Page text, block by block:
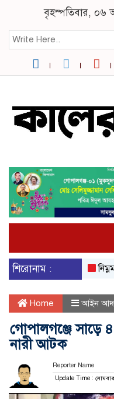
বৃহস্পতিবার, ০৬
শিরোনাম :
Home আইন
গোপালগঞ্জে সাড়ে
নারী আটক
Reporter Name
Update Time :